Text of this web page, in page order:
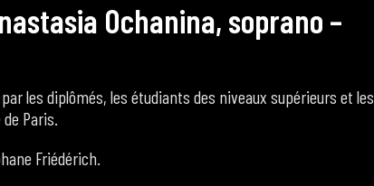
nastasia Ochanina, soprano –
les diplômés, les étudiants des niveaux supérieurs et les
Paris.
Friédérich.